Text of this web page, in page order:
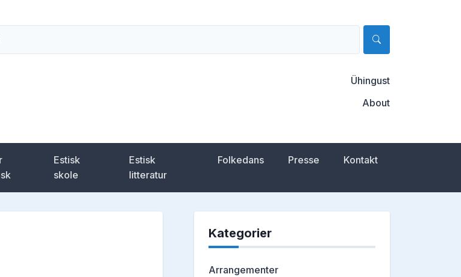
Ühingust
About
Estisk
skole
Estisk
litteratur
Folkedans Presse Kontakt
Kategorier
Arrangementer